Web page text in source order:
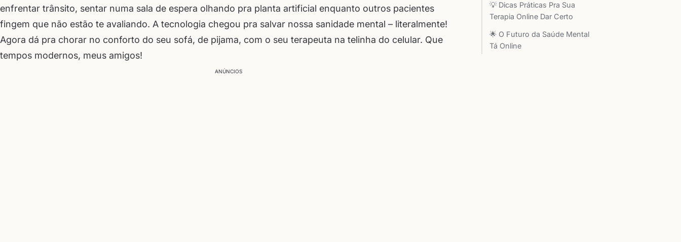
enfrentar trânsito, sentar numa sala de espera olhando pra planta artificial enquanto outros pacientes
fingem que não estão te avaliando. A tecnologia chegou pra salvar nossa sanidade mental – literalmente!
Agora dá pra chorar no conforto do seu sofá, de pijama, com o seu terapeuta na telinha do celular. Que
tempos modernos, meus amigos!
ANÚNCIOS
💡 Dicas Práticas Pra Sua
Terapia Online Dar Certo
🌟 O Futuro da Saúde Mental
Tá Online